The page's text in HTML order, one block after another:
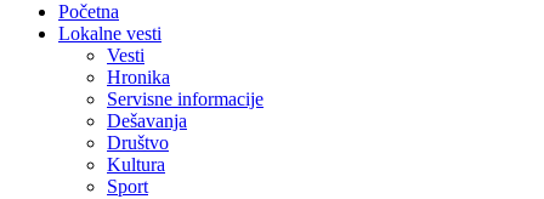
Početna
Lokalne vesti
Vesti
Hronika
Servisne informacije
Dešavanja
Društvo
Kultura
Sport